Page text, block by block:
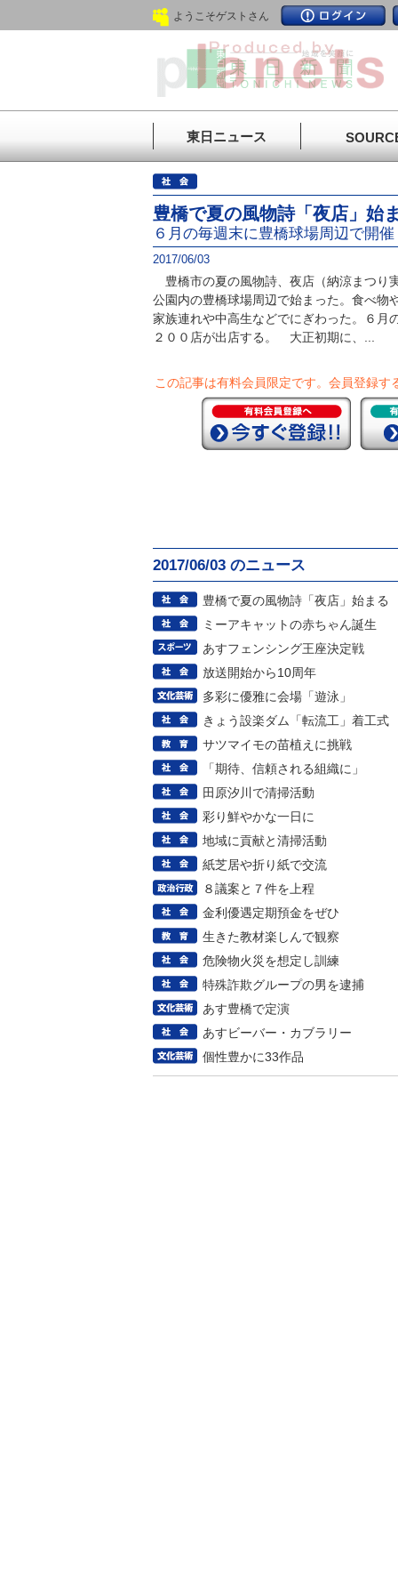
ようこそゲストさん
東日ニュース
豊橋で夏の風物詩「夜店」始
６月の毎週末に豊橋球場周辺で開催
2017/06/03
豊橋市の夏の風物詩、夜店（納涼まつり
公園内の豊橋球場周辺で始まった。食べ物
家族連れや中高生などでにぎわった。６月
２００店が出店する。 大正初期に、...
この記事は有料会員限定です。 会員登録す
2017/06/03 のニュース
豊橋で夏の風物詩「夜店」始まる
ミーアキャットの赤ちゃん誕生
あすフェンシング王座決定戦
放送開始から10周年
多彩に優雅に会場「遊泳」
きょう設楽ダム「転流工」着工式
サツマイモの苗植えに挑戦
「期待、信頼される組織に」
田原汐川で清掃活動
彩り鮮やかな一日に
地域に貢献と清掃活動
紙芝居や折り紙で交流
８議案と７件を上程
金利優遇定期預金をぜひ
生きた教材楽しんで観察
危険物火災を想定し訓練
特殊詐欺グループの男を逮捕
あす豊橋で定演
あすビーバー・カブラリー
個性豊かに33作品